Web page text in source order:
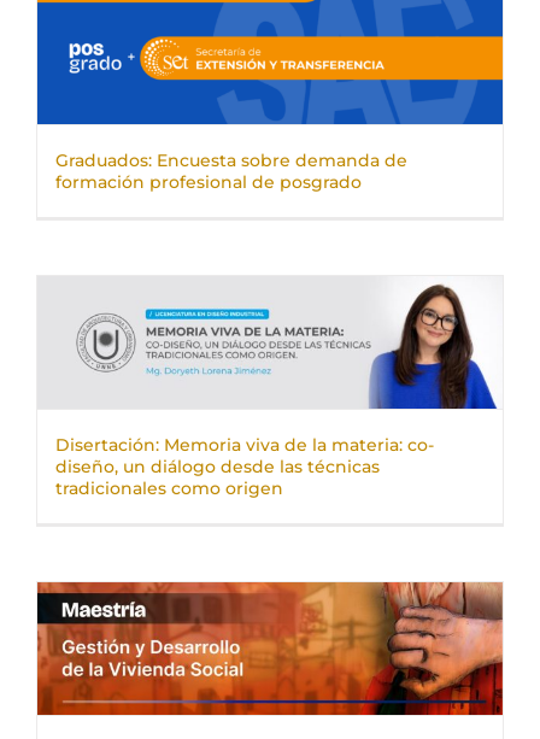
Graduados: Encuesta sobre demanda de
formación profesional de posgrado
Disertación: Memoria viva de la materia: co-
diseño, un diálogo desde las técnicas
tradicionales como origen